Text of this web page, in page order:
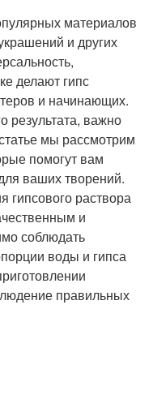
материалов
и других
делают гипс
и начинающих.
результата, важно
мы рассмотрим
помогут вам
ваших творений.
гипсового раствора
и
соблюдать
воды и гипса
правильных